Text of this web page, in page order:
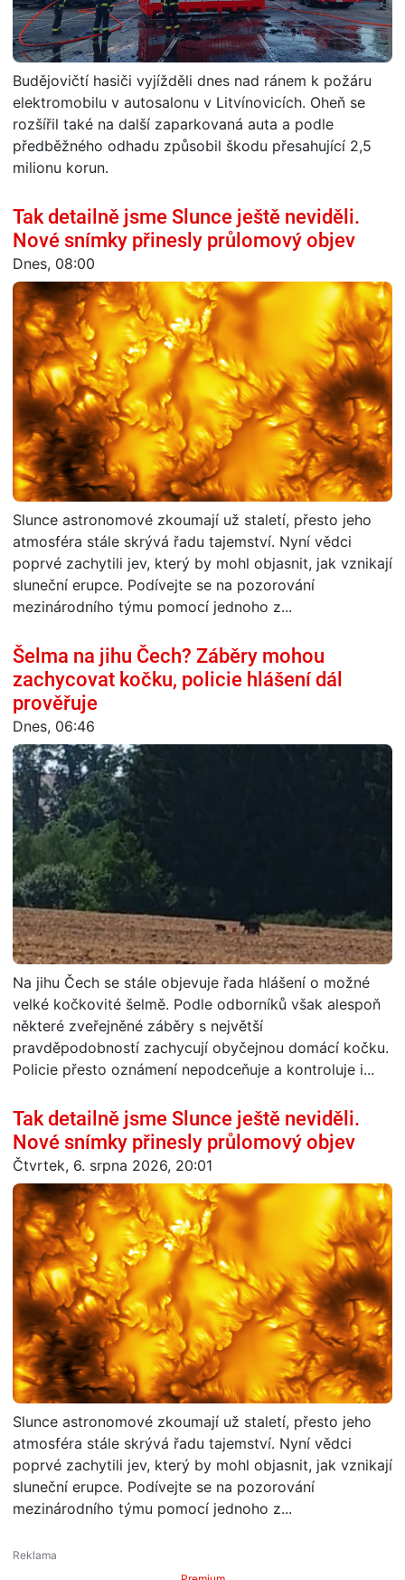
Budějovičtí hasiči vyjížděli dnes nad ránem k požáru
elektromobilu v autosalonu v Litvínovicích. Oheň se
rozšířil také na další zaparkovaná auta a podle
předběžného odhadu způsobil škodu přesahující 2,5
milionu korun.
Tak detailně jsme Slunce ještě neviděli.
Nové snímky přinesly průlomový objev
Dnes, 08:00
Slunce astronomové zkoumají už staletí, přesto jeho
atmosféra stále skrývá řadu tajemství. Nyní vědci
poprvé zachytili jev, který by mohl objasnit, jak vznikají
sluneční erupce. Podívejte se na pozorování
mezinárodního týmu pomocí jednoho z...
Šelma na jihu Čech? Záběry mohou
zachycovat kočku, policie hlášení dál
prověřuje
Dnes, 06:46
Na jihu Čech se stále objevuje řada hlášení o možné
velké kočkovité šelmě. Podle odborníků však alespoň
některé zveřejněné záběry s největší
pravděpodobností zachycují obyčejnou domácí kočku.
Policie přesto oznámení nepodceňuje a kontroluje i...
Tak detailně jsme Slunce ještě neviděli.
Nové snímky přinesly průlomový objev
Čtvrtek, 6. srpna 2026, 20:01
Slunce astronomové zkoumají už staletí, přesto jeho
atmosféra stále skrývá řadu tajemství. Nyní vědci
poprvé zachytili jev, který by mohl objasnit, jak vznikají
sluneční erupce. Podívejte se na pozorování
mezinárodního týmu pomocí jednoho z...